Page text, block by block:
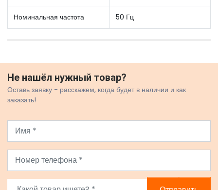
Номинальная частота 50 Гц
Не нашёл нужный товар?
Оставь заявку - расскажем, когда будет в наличии и как
заказать!